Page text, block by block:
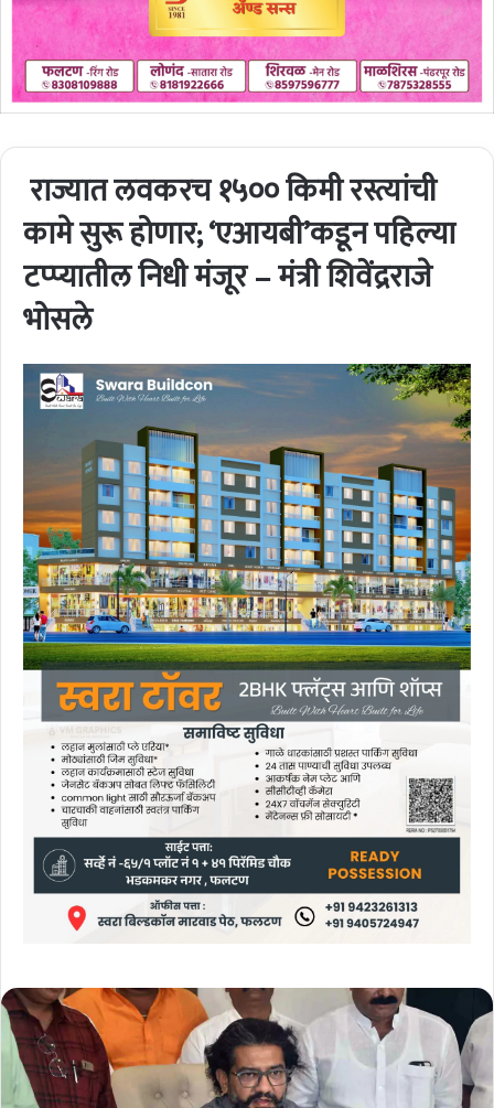
राज्यात लवकरच १५०० किमी रस्त्यांची
कामे सुरू होणार; ‘एआयबी’कडून पहिल्या
टप्प्यातील निधी मंजूर – मंत्री शिवेंद्रराजे
भोसले